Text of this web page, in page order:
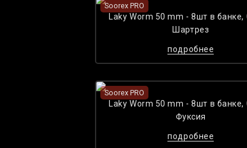
Soorex PRO
Laky Worm 50 mm - 8шт в банке,
Шартрез
подробнее
Soorex PRO
Laky Worm 50 mm - 8шт в банке,
Фуксия
подробнее